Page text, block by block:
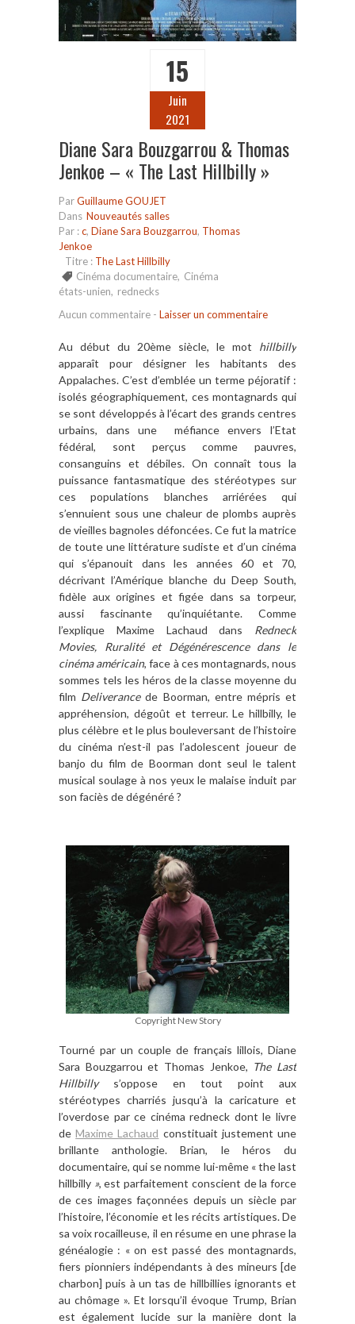
15
Juin
2021
Diane Sara Bouzgarrou & Thomas
Jenkoe – « The Last Hillbilly »
ParGuillaume GOUJET
Dans Nouveautés salles
Par :c, Diane Sara Bouzgarrou, Thomas
Jenkoe
Titre : The Last Hillbilly
Cinéma documentaire, Cinéma
états-unien, rednecks
Aucun commentaire - Laisser un commentaire
Au début du 20ème siècle, le mot hillbilly
apparaît pour désigner les habitants des
Appalaches. C’est d’emblée un terme péjoratif :
isolés géographiquement, ces montagnards qui
se sont développés à l’écart des grands centres
urbains, dans une méfiance envers l’Etat
fédéral, sont perçus comme pauvres,
consanguins et débiles. On connaît tous la
puissance fantasmatique des stéréotypes sur
ces populations blanches arriérées qui
s’ennuient sous une chaleur de plombs auprès
de vieilles bagnoles défoncées. Ce fut la matrice
de toute une littérature sudiste et d’un cinéma
qui s’épanouit dans les années 60 et 70,
décrivant l’Amérique blanche du Deep South,
fidèle aux origines et figée dans sa torpeur,
aussi fascinante qu’inquiétante. Comme
l’explique Maxime Lachaud dans Redneck
Movies, Ruralité et Dégénérescence dans le
cinéma américain, face à ces montagnards, nous
sommes tels les héros de la classe moyenne du
film Deliverancede Boorman, entre mépris et
appréhension, dégoût et terreur. Le hillbilly, le
plus célèbre et le plus bouleversant de l’histoire
du cinéma n’est-il pas l’adolescent joueur de
banjo du film de Boorman dont seul le talent
musical soulage à nos yeux le malaise induit par
son faciès de dégénéré ?
Copyright New Story
Tourné par un couple de français lillois, Diane
Sara Bouzgarrou et Thomas Jenkoe, The Last
Hillbilly s’oppose en tout point aux
stéréotypes charriés jusqu’à la caricature et
l’overdose par ce cinéma redneck dont le livre
deMaxime Lachaud constituait justement une
brillante anthologie. Brian, le héros du
documentaire, qui se nomme lui-même « the last
hillbilly », est parfaitement conscient de la force
de ces images façonnées depuis un siècle par
l’histoire, l’économie et les récits artistiques. De
sa voix rocailleuse, il en résume en une phrase la
généalogie : « on est passé des montagnards,
fiers pionniers indépendants à des mineurs [de
charbon] puis à un tas de hillbillies ignorants et
au chômage ». Et lorsqu’il évoque Trump, Brian
est également lucide sur la manière dont la